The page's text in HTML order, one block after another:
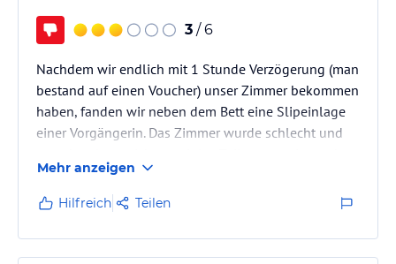
3 / 6
Nachdem wir endlich mit 1 Stunde Verzögerung (man
bestand auf einen Voucher) unser Zimmer bekommen
haben, fanden wir neben dem Bett eine Slipeinlage
einer Vorgängerin. Das Zimmer wurde schlecht und
frische Handtücher, wurden, als wir es am
dringestanden brauchten, am vorletzten Tag nicht
mal zur Verfügung gestellt. Der Meerblick ist durch
eine Großbaustelle stark eingeschränkt.
Mehr anzeigen
Hilfreich Teilen